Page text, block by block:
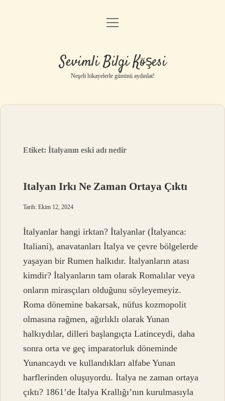
Anasayfa
Yasal Uyarı
menüyü
Sevimli Bilgi Köşesi
Neşeli hikayelerle gününü aydınlat!
Etiket:İtalyanın eski adı nedir
Italyan Irkı Ne Zaman Ortaya Çıktı
Tarih: Ekim 12, 2024
İtalyanlar hangi irktan? İtalyanlar (İtalyanca:
Italiani), anavatanları İtalya ve çevre bölgelerde
yaşayan bir Rumen halkıdır. İtalyanların atası
kimdir? İtalyanların tam olarak Romalılar veya
onların mirasçıları olduğunu söyleyemeyiz.
Roma dönemine bakarsak, nüfus kozmopolit
olmasına rağmen, ağırlıklı olarak Yunan
halkıydılar, dilleri başlangıçta Latinceydi, daha
sonra orta ve geç imparatorluk döneminde
Yunancaydı ve kullandıkları alfabe Yunan
harflerinden oluşuyordu. İtalya ne zaman ortaya
çıktı? 1861’de İtalya Krallığı’nın kurulmasıyla